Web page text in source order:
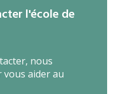
l'école de
nous
aider au